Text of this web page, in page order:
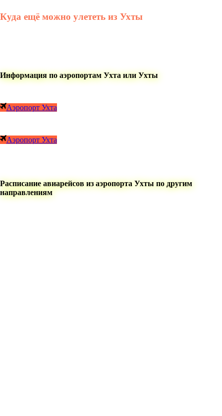
Куда ещё можно улететь из Ухты
Информация по аэропортам Ухта или Ухты
Аэропорт Ухта
Аэропорт Ухта
Расписание авиарейсов из аэропорта Ухты по другим
направлениям